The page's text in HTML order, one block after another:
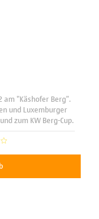
"Käshofer Berg".
und Luxemburger
zum KW Berg-Cup.
Lang und der